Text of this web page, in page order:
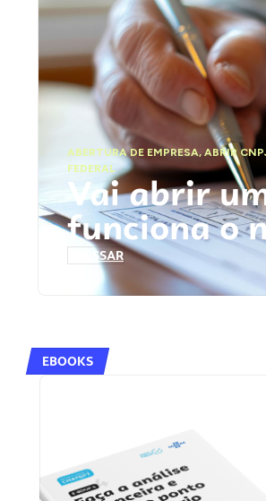
ABERTURA DE EMPRESA,ABRIR
FEDERAL
Vai abrir
funciona o
ACESSAR
EBOOKS